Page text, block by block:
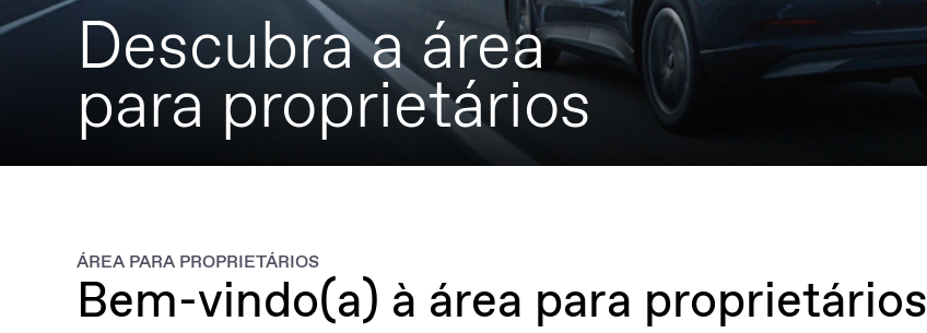
Descubra a área
para proprietários
ÁREA PARA PROPRIETÁRIOS
Bem-vindo(a) à área para proprietários